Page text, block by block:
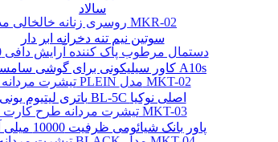
روسری زنانه خالخالی مدل MKR-02
دستمال مرطوب پاک کننده آرایش دافی 20 عددی
تیشرت مردانه طرح PLEIN مدل MKT-02
تیشرت مردانه طرح کارت مدل MKT-03
سالاد
سوتین نیم تنه دخرانه ابر دار
کاور سیلیکونی برای گوشی سامسونگ A10s
باتری لیتیوم یونی BL-5C اصلی نوکیا
پاور بانک شیائومی ظرفیت 10000 میلی آمپر